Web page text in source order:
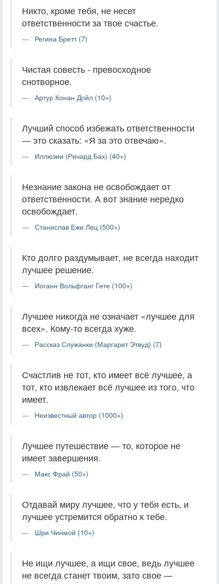
Никто, кроме тебя, не несет
ответственности за твое счастье.
Регина Бретт (7)
Чистая совесть - превосходное
снотворное.
Артур Конан Дойл (10+)
Лучший способ избежать ответственности
— это сказать: «Я за это отвечаю».
Иллюзии (Ричард Бах) (40+)
Незнание закона не освобождает от
ответственности. А вот знание нередко
освобождает.
Станислав Ежи Лец (500+)
Кто долго раздумывает, не всегда находит
лучшее решение.
Иоганн Вольфганг Гете (100+)
Лучшее никогда не означает «лучшее для
всех». Кому-то всегда хуже.
Рассказ Служанки (Маргарет Этвуд) (7)
Счастлив не тот, кто имеет всё лучшее, а
тот, кто извлекает всё лучшее из того, что
имеет.
Неизвестный автор (1000+)
Лучшее путешествие — то, которое не
имеет завершения.
Макс Фрай (50+)
Отдавай миру лучшее, что у тебя есть, и
лучшее устремится обратно к тебе.
Шри Чинмой (10+)
Не ищи лучшее, а ищи свое, ведь лучшее
не всегда станет твоим, зато свое —